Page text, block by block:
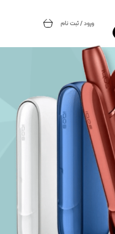
ورود / ثبت نام